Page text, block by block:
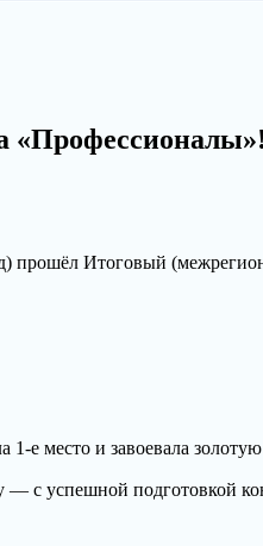
«Профессионалы»!
Итоговый
место и завоевала
с успешной подготовкой